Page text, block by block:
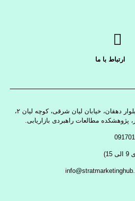
ارتباط با ما
استان بوشهر، شهر بوشهر، بلوار دهقان، خیابان لیان شرقی، کوچه لیان ۲،
مطالعات راهبردی بازاریابی.